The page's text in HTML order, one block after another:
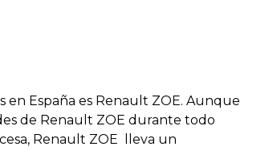
en España es Renault ZOE. Aunque
de Renault ZOE durante todo
Renault ZOE lleva un